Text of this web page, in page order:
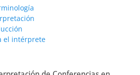
el intérprete